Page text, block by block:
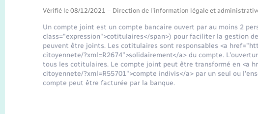
Vérifié le 08/12/2021 – Direction de l'information légale et
Un compte joint est un compte bancaire ouvert par au moins 2
class="expression">cotitulaires</span>) pour faciliter la gestion
peuvent être joints. Les cotitulaires sont responsables <a
citoyennete/?xml=R2674">solidairement</a> du compte.
tous les cotitulaires. Le compte joint peut être transformé en <a
citoyennete/?xml=R55701">compte indivis</a> par un seul ou
compte peut être facturée par la banque.